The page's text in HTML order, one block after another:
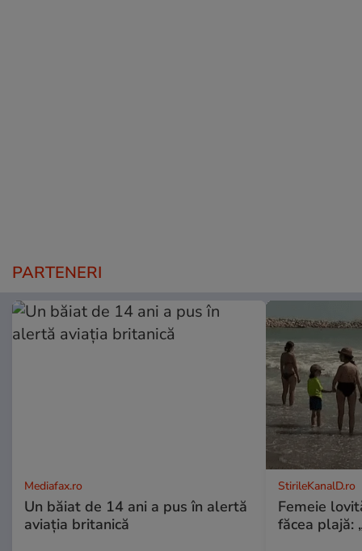
PARTENERI
Mediafax.ro
Un băiat de 14 ani a pus în alertă
aviația britanică
StirileKanalD.ro
Femeie
făcea plajă: